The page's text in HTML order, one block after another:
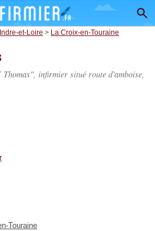
Indre-et-Loire > La Croix-en-Touraine
Thomas", infirmier situé route d'amboise,
Touraine